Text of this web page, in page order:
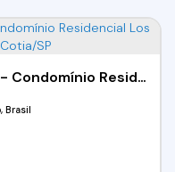
Apartamento 2 Dormitórios - Condomínio Residencial Los Angeles - Outeiro de Passárgada - Cotia/SP
Brasil